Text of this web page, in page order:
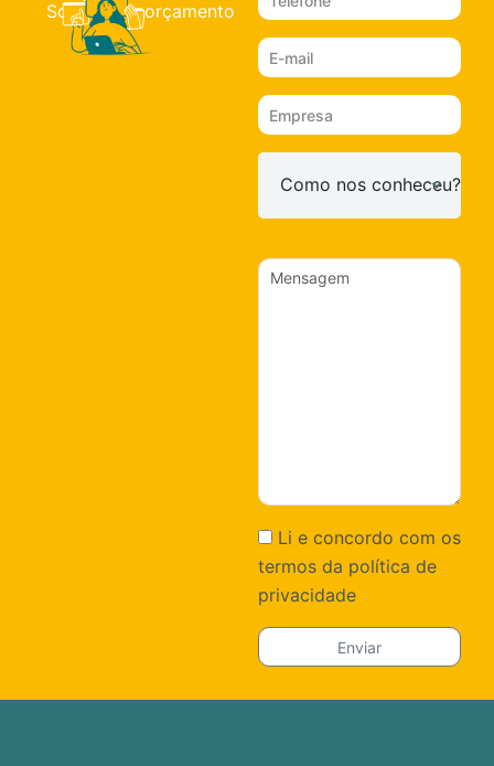
Solicite um orçamento
Como nos conheceu?
Li e concordo com os
termos da política de
privacidade